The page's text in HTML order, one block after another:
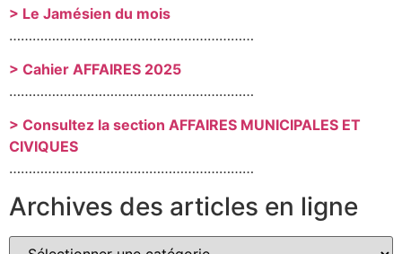
> Le Jamésien du mois
………………………………………………………
> Cahier AFFAIRES 2025
………………………………………………………
> Consultez la section AFFAIRES MUNICIPALES ET
CIVIQUES
………………………………………………………
Archives des articles en ligne